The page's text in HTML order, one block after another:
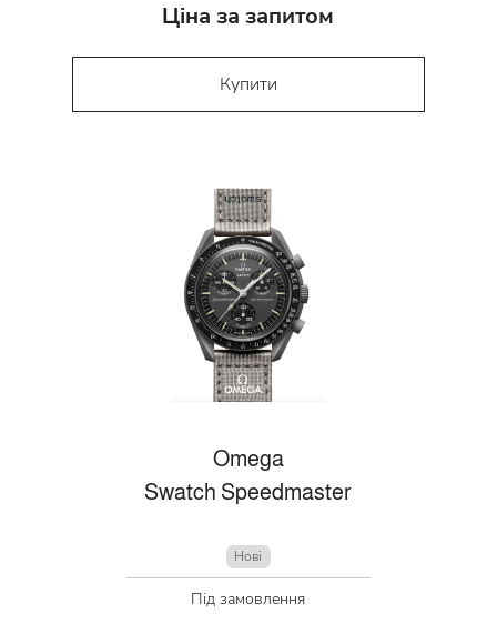
Ціна за запитом
Купити
Omega
Swatch Speedmaster
Нові
Під замовлення